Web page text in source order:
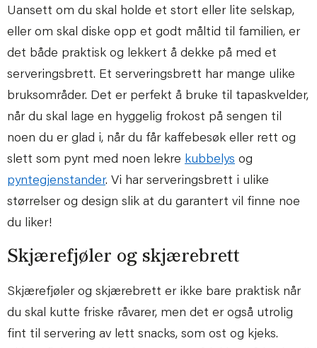
Uansett om du skal holde et stort eller lite selskap,
eller om skal diske opp et godt måltid til familien, er
det både praktisk og lekkert å dekke på med et
serveringsbrett. Et serveringsbrett har mange ulike
bruksområder. Det er perfekt å bruke til tapaskvelder,
når du skal lage en hyggelig frokost på sengen til
noen du er glad i, når du får kaffebesøk eller rett og
slett som pynt med noen lekre kubbelys og
pyntegjenstander. Vi har serveringsbrett i ulike
størrelser og design slik at du garantert vil finne noe
du liker!
Skjærefjøler og skjærebrett
Skjærefjøler og skjærebrett er ikke bare praktisk når
du skal kutte friske råvarer, men det er også utrolig
fint til servering av lett snacks, som ost og kjeks.